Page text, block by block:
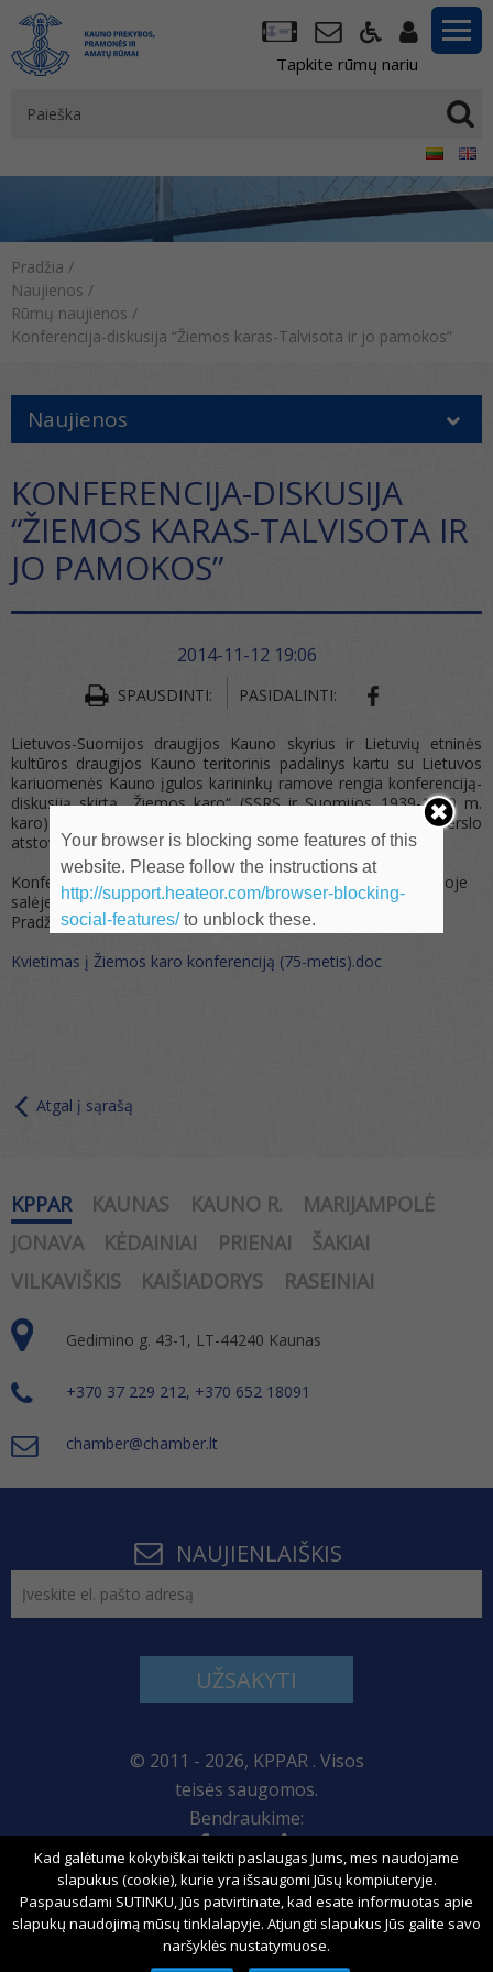
Tapkite rūmų nariu
Pradžia /
Naujienos /
Rūmų naujienos /
Konferencija-diskusija “Žiemos karas-Talvisota ir jo pamokos”
Naujienos
KONFERENCIJA-DISKUSIJA
“ŽIEMOS KARAS-TALVISOTA IR
JO PAMOKOS”
2014-11-12 19:06
SPAUSDINTI: PASIDALINTI:
Lietuvos-Suomijos draugijos Kauno skyrius ir Lietuvių etninės
kultūros draugijos Kauno teritorinis padalinys kartu su Lietuvos
kariuomenės Kauno įgulos karininkų ramove rengia konferenciją-
diskusiją skirtą „Žiemos karo“ (SSRS ir Suomijos 1939-1940 m.
karo) pradžios 75-čiui paminėti.
Kviečiami dalyvauti ir verslo
atstovai.
Konferencija-diskusija vyks Kaune, Karininkų ramovės didžiojoje
salėje (A. Mickevičiaus g. 19), gruodžio 11 d. (ketvirtadienį).
Pradžia 14.00 val.
Kvietimas į Žiemos karo konferenciją (75-metis).doc
Atgal į sąrašą
KPPAR KAUNAS KAUNO R.
MARIJAMPOLĖ
JONAVA
KĖDAINIAI PRIENAI
ŠAKIAI
VILKAVIŠKIS
KAIŠIADORYS RASEINIAI
Gedimino g. 43-1, LT-44240 Kaunas
+370 37 229 212, +370 652 18091
chamber@chamber.lt
NAUJIENLAIŠKIS
UŽSAKYTI
© 2011 - 2026, KPPAR . Visos
teisės saugomos.
Bendraukime:
Svetainės žemėlapis
Kad galėtume kokybiškai teikti paslaugas Jums, mes naudojame
slapukus (cookie), kurie yra išsaugomi Jūsų kompiuteryje.
Paspausdami SUTINKU, Jūs patvirtinate, kad esate informuotas apie
slapukų naudojimą mūsų tinklalapyje. Atjungti slapukus Jūs galite savo
naršyklės nustatymuose.
Your browser is blocking some features of this
website. Please follow the instructions at
http://support.heateor.com/browser-blocking-
social-features/to unblock these.